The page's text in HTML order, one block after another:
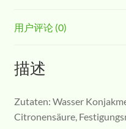
用户评论 (0)
描述
Zutaten: Wasser
Citronensäure,